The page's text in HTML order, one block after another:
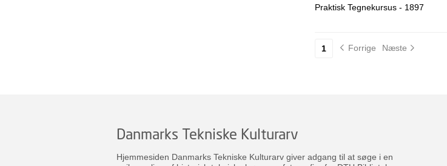
Praktisk Tegnekursus - 1897
1 Forrige Næste
Danmarks Tekniske Kulturarv
Hjemmesiden Danmarks Tekniske Kulturarv giver adgang til at søge i en